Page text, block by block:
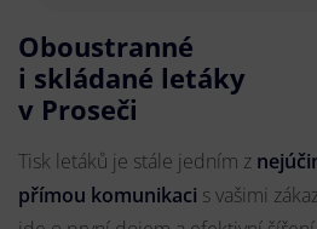
Oboustranné
i skládané letáky
v Proseči
Tisk letáků je stále jedním z
přímou komunikaci s vašimi